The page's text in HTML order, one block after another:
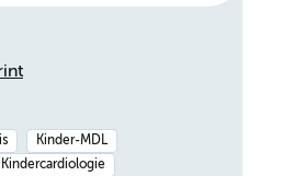
Kinder-MDL
Kindercardiologie